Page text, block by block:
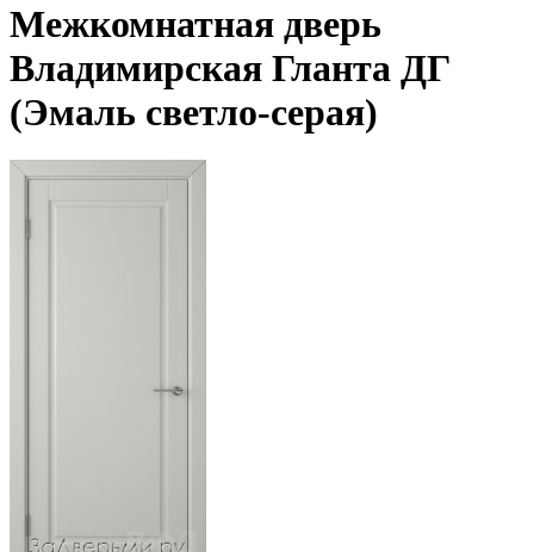
Межкомнатная дверь
Владимирская Гланта ДГ
(Эмаль светло-серая)